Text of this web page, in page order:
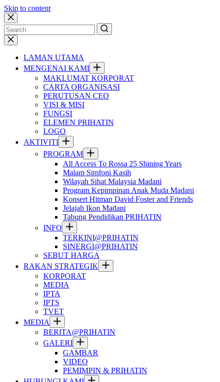
Skip to content
No
results
LAMAN UTAMA
MENGENAI KAMI
MAKLUMAT KORPORAT
CARTA ORGANISASI
PERUTUSAN CEO
VISI & MISI
FUNGSI
ELEMEN PRIHATIN
LOGO
AKTIVITI
PROGRAM
All Access To Rossa 25 Shining Years
Malam Simfoni Kasih
Wilayah Sihat Malaysia Madani
Program Kepimpinan Anak Muda Madani
Konsert Hitman David Foster and Friends
Jelajah Ikon Madani
Tabung Pendidikan PRIHATIN
INFO
TERKINI@PRIHATIN
SINERGI@PRIHATIN
SEBUT HARGA
RAKAN STRATEGIK
KORPORAT
MEDIA
IPTA
IPTS
TVET
MEDIA
BERITA@PRIHATIN
GALERI
GAMBAR
VIDEO
PEMIMPIN & PRIHATIN